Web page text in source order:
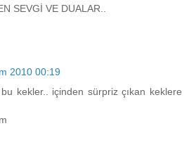
SEVGİ VE DUALAR..
2010 00:19
kekler.. içinden sürpriz çıkan keklere